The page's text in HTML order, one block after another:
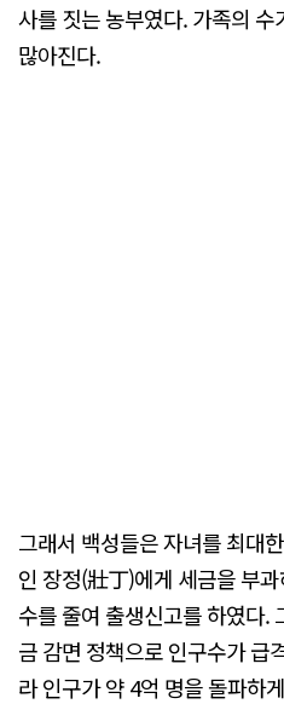
사를 짓는 농부였다. 가족의
많아진다.
그래서 백성들은 자녀를 최대
인 장정(壯丁)에게 세금을 부
수를 줄여 출생신고를 하였다.
금 감면 정책으로 인구수가 급
라 인구가 약 4억 명을 돌파하